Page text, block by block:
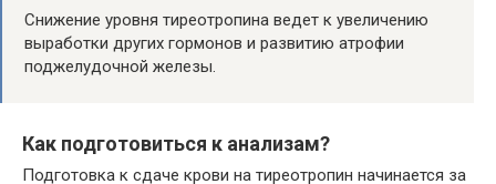
Снижение уровня тиреотропина ведет к увеличению
выработки других гормонов и развитию атрофии
поджелудочной железы.
Как подготовиться к анализам?
Подготовка к сдаче крови на тиреотропин начинается за